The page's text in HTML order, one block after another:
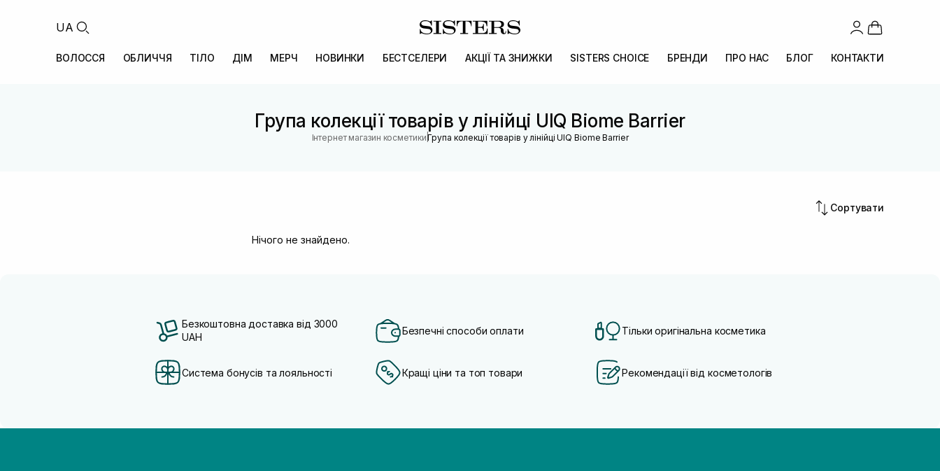
UA
ВОЛОССЯ ОБЛИЧЧЯ ТІЛО ДІМ МЕРЧ НОВИНКИ БЕСТСЕЛЕРИ АКЦІЇ ТА ЗНИЖКИ SISTERS CHOICE БРЕНДИ ПРО НАС БЛОГ КОНТАКТИ
Група колекції товарів у лінійці UIQ Biome Barrier
Інтернет магазин косметики |Група колекції товарів у лінійці UIQ Biome Barrier
Сортувати
Нічого не знайдено.
Безкоштовна доставка від 3000
UAH
Безпечні способи оплати Тільки оригінальна косметика
Система бонусів та лояльності Кращі ціни та топ товари Рекомендації від косметологів